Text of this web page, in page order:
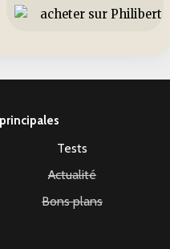
Tests
Actualité
Bons plans